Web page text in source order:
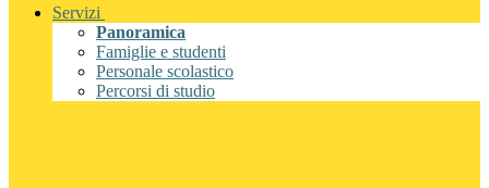
Servizi
Panoramica
Famiglie e studenti
Personale scolastico
Percorsi di studio